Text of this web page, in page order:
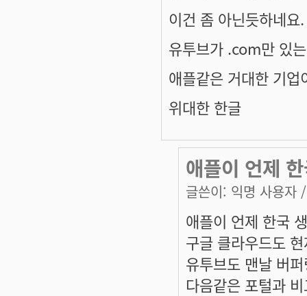
이건 좀 아닌듯하네요.
유투브가 .com만 있
애플같은 거대한 기
위대한 한글
애플이 언제
글쓴이: 익명 사용자
애플이 언제 한국
구글 클라우드도
유투브도 맨날 버
다음같은 포털과